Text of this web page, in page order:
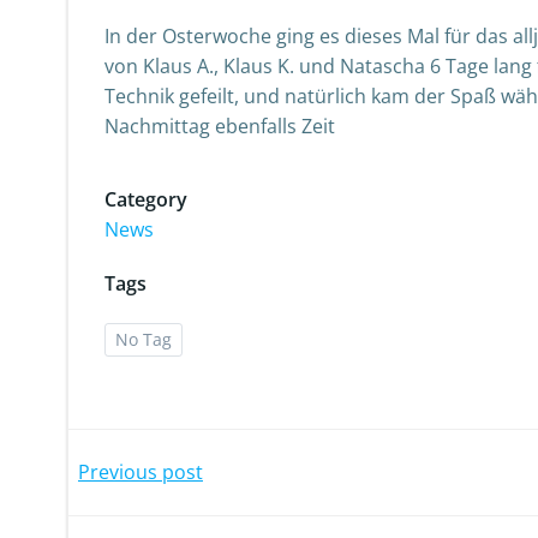
In der Osterwoche ging es dieses Mal für das
von Klaus A., Klaus K. und Natascha 6 Tage
Technik gefeilt, und natürlich kam der Spaß
Nachmittag ebenfalls Zeit
Category
News
Tags
No Tag
Post
Previous post